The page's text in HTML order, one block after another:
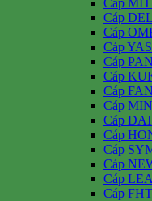
Cáp
Cáp
Cáp
Cáp
Cáp
Cáp
Cáp
Cáp
Cáp
Cáp
Cáp
Cáp
Cáp
Cáp FHT